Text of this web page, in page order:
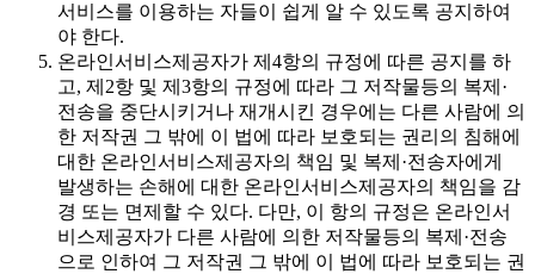
서비스를 이용하는 자들이 쉽게 알 수 있도록 공지하여
야 한다.
온라인서비스제공자가 제4항의 규정에 따른 공지를 하
고, 제2항 및 제3항의 규정에 따라 그 저작물등의 복제·
전송을 중단시키거나 재개시킨 경우에는 다른 사람에 의
한 저작권 그 밖에 이 법에 따라 보호되는 권리의 침해에
대한 온라인서비스제공자의 책임 및 복제·전송자에게
발생하는 손해에 대한 온라인서비스제공자의 책임을 감
경 또는 면제할 수 있다. 다만, 이 항의 규정은 온라인서
비스제공자가 다른 사람에 의한 저작물등의 복제·전송
으로 인하여 그 저작권 그 밖에 이 법에 따라 보호되는 권